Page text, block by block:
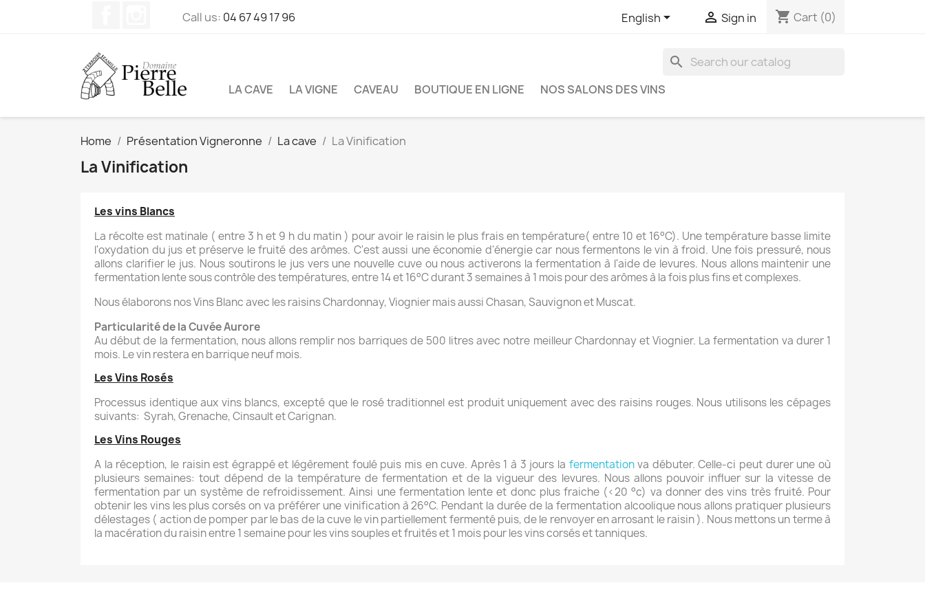
Call us: 04 67 49 17 96 English  Sign in shopping_cart Cart (0)
search
LA CAVE LA VIGNE CAVEAU BOUTIQUE EN LIGNE NOS SALONS DES VINS
Home Présentation Vigneronne La cave La Vinification
La Vinification
Les vins Blancs
La récolte est matinale ( entre 3 h et 9 h du matin ) pour avoir le raisin le plus frais en température( entre 10 et 16°C). Une température basse limite
l'oxydation du jus et préserve le fruité des arômes. C'est aussi une économie d'énergie car nous fermentons le vin à froid. Une fois pressuré, nous
allons clarifier le jus. Nous soutirons le jus vers une nouvelle cuve ou nous activerons la fermentation à l'aide de levures. Nous allons maintenir une
fermentation lente sous contrôle des températures, entre 14 et 16°C durant 3 semaines à 1 mois pour des arômes à la fois plus fins et complexes.
Nous élaborons nos Vins Blanc avec les raisins Chardonnay, Viognier mais aussi Chasan, Sauvignon et Muscat.
Particularité de la Cuvée Aurore
Au début de la fermentation, nous allons remplir nos barriques de 500 litres avec notre meilleur Chardonnay et Viognier. La fermentation va durer 1
mois. Le vin restera en barrique neuf mois.
Les Vins Rosés
Processus identique aux vins blancs, excepté que le rosé traditionnel est produit uniquement avec des raisins rouges. Nous utilisons les cépages
suivants: Syrah, Grenache, Cinsault et Carignan.
Les Vins Rouges
A la réception, le raisin est égrappé et légèrement foulé puis mis en cuve. Après 1 à 3 jours la fermentationva débuter. Celle-ci peut durer une où
plusieurs semaines: tout dépend de la température de fermentation et de la vigueur des levures. Nous allons pouvoir influer sur la vitesse de
fermentation par un système de refroidissement. Ainsi une fermentation lente et donc plus fraiche (<20 °c) va donner des vins très fruité. Pour
obtenir les vins les plus corsés on va préférer une vinification à 26°C. Pendant la durée de la fermentation alcoolique nous allons pratiquer plusieurs
délestages ( action de pomper par le bas de la cuve le vin partiellement fermenté puis, de le renvoyer en arrosant le raisin ). Nous mettons un terme à
la macération du raisin entre 1 semaine pour les vins souples et fruités et 1 mois pour les vins corsés et tanniques.